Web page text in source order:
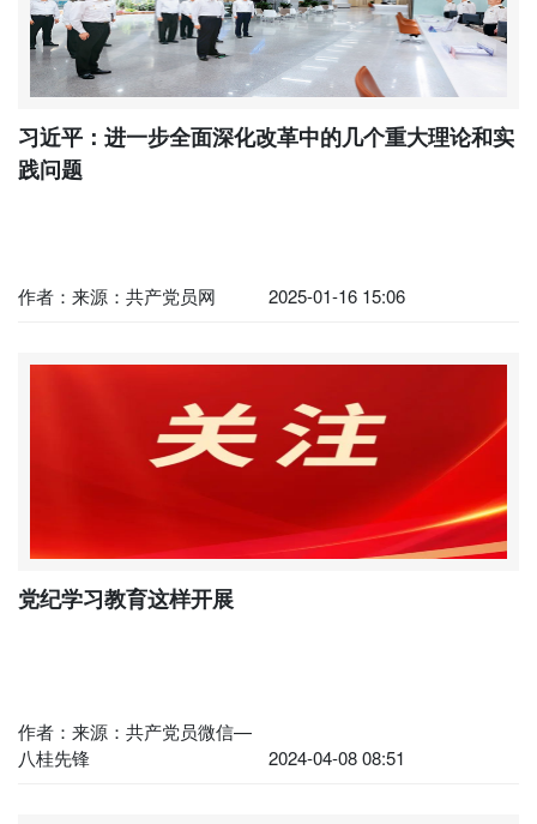
习近平：进一步全面深化改革中的几个重大理论和实
践问题
作者：来源：共产党员网 2025-01-16 15:06
党纪学习教育这样开展
作者：来源：共产党员微信—
八桂先锋
2024-04-08 08:51